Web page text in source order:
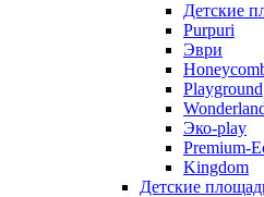
Детские
Purpuri
Эври
Playground
Эко-play
Premium-
Kingdom
Детские